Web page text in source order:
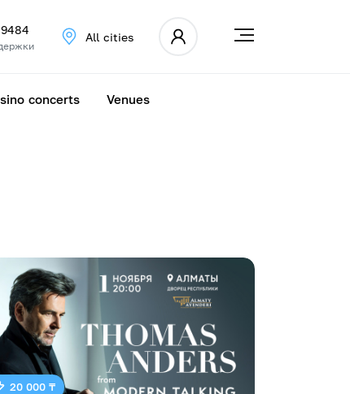
All cities
concerts Venues
20 000 ₸